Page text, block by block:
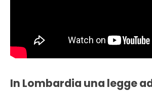
In Lombardia una legge